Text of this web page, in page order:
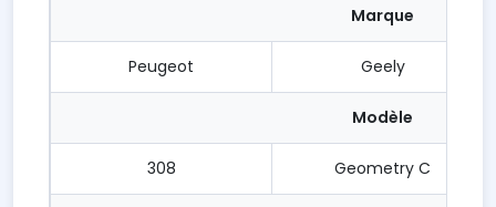
Marque
Peugeot Geely
Modèle
308 Geometry C